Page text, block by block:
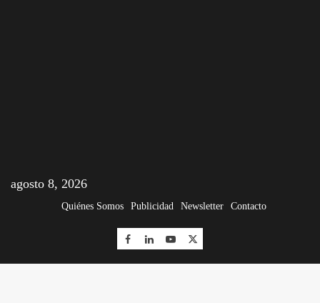
agosto 8, 2026
Quiénes Somos Publicidad Newsletter Contacto